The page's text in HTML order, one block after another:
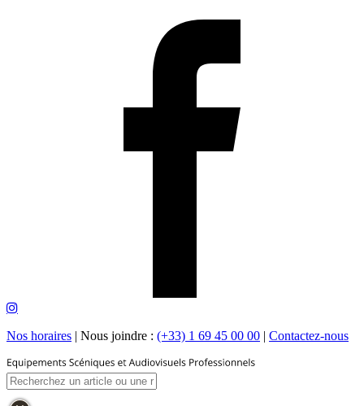
Nos horaires | Nous joindre : (+33) 1 69 45 00 00 | Contactez-nous